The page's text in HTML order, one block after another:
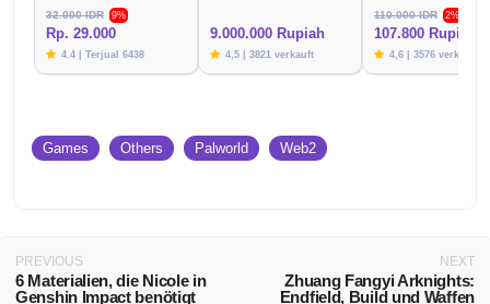
32.000 IDR
9%
Rp. 29.000
4.4 | Terjual 6438
9.000.000 Rupiah
4,5 | 3821 verkauft
110.000 IDR
2%
107.800 Rupien
4,6 | 3576 verkauft
Games Others Palworld Web2
PREVIOUS
6 Materialien, die Nicole in
Genshin Impact benötigt
NEXT
Zhuang Fangyi Arknights:
Endfield, Build und Waffen